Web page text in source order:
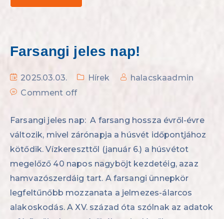
Farsangi jeles nap!
2025.03.03. Hírek
halacskaadmin
Comment off
Farsangi jeles nap: A farsang hossza évről-évre
változik, mivel zárónapja a húsvét időpontjához
kötődik. Vízkereszttől (január 6.) a húsvétot
megelőző 40 napos nagyböjt kezdetéig, azaz
hamvazószerdáig tart. A farsangi ünnepkör
legfeltűnőbb mozzanata a jelmezes-álarcos
alakoskodás. A XV. század óta szólnak az adatok